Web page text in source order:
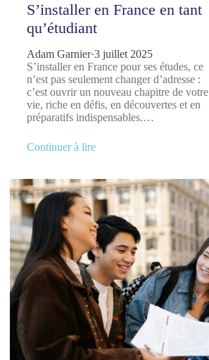
S’installer en France en tant
qu’étudiant
Adam Garnier·3 juillet 2025
S’installer en France pour ses études, ce
n’est pas seulement changer d’adresse :
c’est ouvrir un nouveau chapitre de votre
vie, riche en défis, en découvertes et en
préparatifs indispensables.…
Continuer à lire